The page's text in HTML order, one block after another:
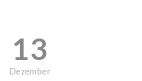
13
Dezember